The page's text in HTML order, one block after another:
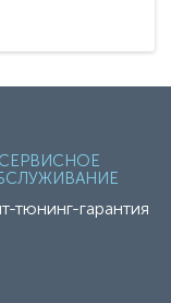
СЕРВИСНОЕ
тюнинг-гарантия